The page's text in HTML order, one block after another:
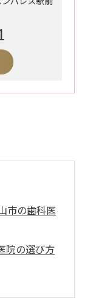
市の歯科医
院の選び方
院の特徴